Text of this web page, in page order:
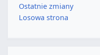
Ostatnie zmiany
Losowa strona